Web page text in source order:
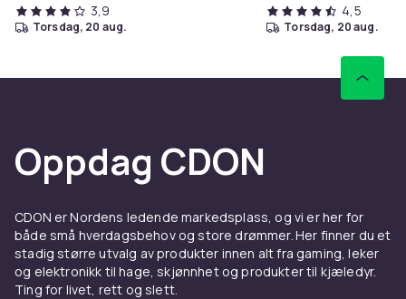
3,9
torsdag, 20 aug.
4,5
torsdag, 20 aug.
Oppdag CDON
CDON er Nordens ledende markedsplass, og vi er her for
både små hverdagsbehov og store drømmer. Her finner du et
stadig større utvalg av produkter innen alt fra gaming, leker
og elektronikk til hage, skjønnhet og produkter til kjæledyr.
Ting for livet, rett og slett.